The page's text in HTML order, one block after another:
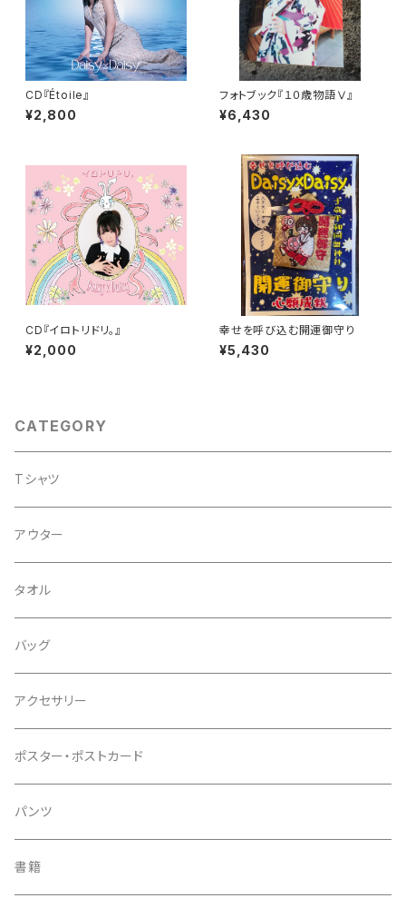
CD『Étoile』
¥2,800
フォトブック『１０歳物語Ⅴ』
¥6,430
CD『イロトリドリ。』
¥2,000
幸せを呼び込む開運御守り
¥5,430
CATEGORY
Tシャツ
アウター
タオル
バッグ
アクセサリー
ポスター・ポストカード
パンツ
書籍